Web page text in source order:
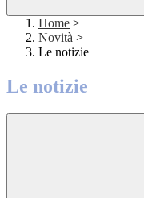
Home >
Novità >
Le notizie
Le notizie